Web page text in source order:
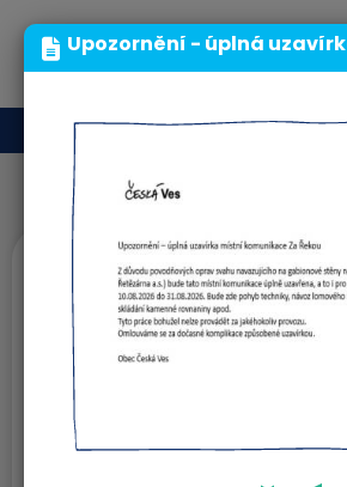
Usnesení Zastupitelstva obce
Usnesení